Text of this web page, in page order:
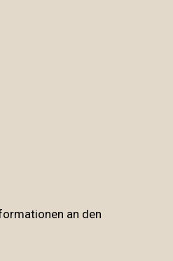
an den